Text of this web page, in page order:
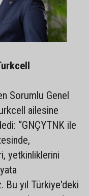
Sorumlu Genel
ailesine
“GNÇYTNK ile
yetkinliklerini
Bu yıl Türkiye'deki